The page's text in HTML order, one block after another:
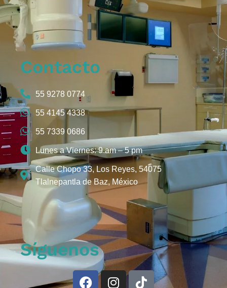
Contacto
55 9278 0774
55 4145 4338
55 7339 0686
Lunes a Viernes: 9 am – 5 pm
Calle Chopo 33, Los Reyes, 54075
Tlalnepantla de Baz, México
Síguenos